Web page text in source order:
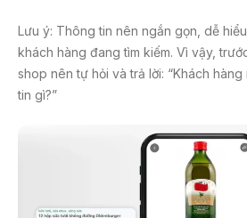
Lưu ý: Thông tin nên ngắn gọn, dễ
khách hàng đang tìm kiếm. Vì vậy,
shop nên tự hỏi và trả lời: “Khách
tin gì?”